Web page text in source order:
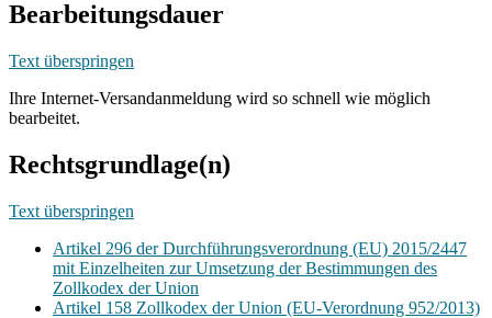
Bearbeitungsdauer
Text überspringen
Ihre Internet-Versandanmeldung wird so schnell wie möglich
bearbeitet.
Rechtsgrundlage(n)
Text überspringen
Artikel 296 der Durchführungsverordnung (EU) 2015/2447
mit Einzelheiten zur Umsetzung der Bestimmungen des
Zollkodex der Union
Artikel 158 Zollkodex der Union (EU-Verordnung 952/2013)